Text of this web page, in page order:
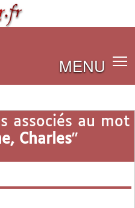
MENU
associés au mot
Charles"